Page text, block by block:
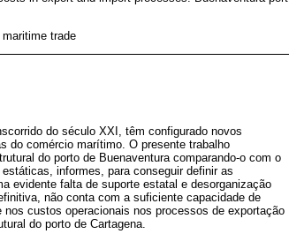
trade
do século XXI, têm configurado novos
do comércio marítimo. O presente trabalho
do porto de Buenaventura comparando-o com o
informes, para conseguir definir as
evidente falta de suporte estatal e desorganização
não conta com a suficiente capacidade de
custos operacionais nos processos de exportação
do porto de Cartagena.